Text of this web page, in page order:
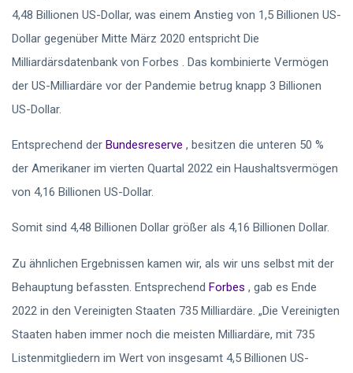
4,48 Billionen US-Dollar, was einem Anstieg von 1,5 Billionen US-
Dollar gegenüber Mitte März 2020 entspricht Die
Milliardärsdatenbank von Forbes . Das kombinierte Vermögen
der US-Milliardäre vor der Pandemie betrug knapp 3 Billionen
US-Dollar.
Entsprechend der Bundesreserve , besitzen die unteren 50 %
der Amerikaner im vierten Quartal 2022 ein Haushaltsvermögen
von 4,16 Billionen US-Dollar.
Somit sind 4,48 Billionen Dollar größer als 4,16 Billionen Dollar.
Zu ähnlichen Ergebnissen kamen wir, als wir uns selbst mit der
Behauptung befassten. Entsprechend Forbes , gab es Ende
2022 in den Vereinigten Staaten 735 Milliardäre. „Die Vereinigten
Staaten haben immer noch die meisten Milliardäre, mit 735
Listenmitgliedern im Wert von insgesamt 4,5 Billionen US-